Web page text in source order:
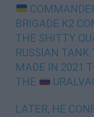
BRIGADE K2
THE SHITTY
RUSSIAN
MADE IN 2021
THE
LATER, HE